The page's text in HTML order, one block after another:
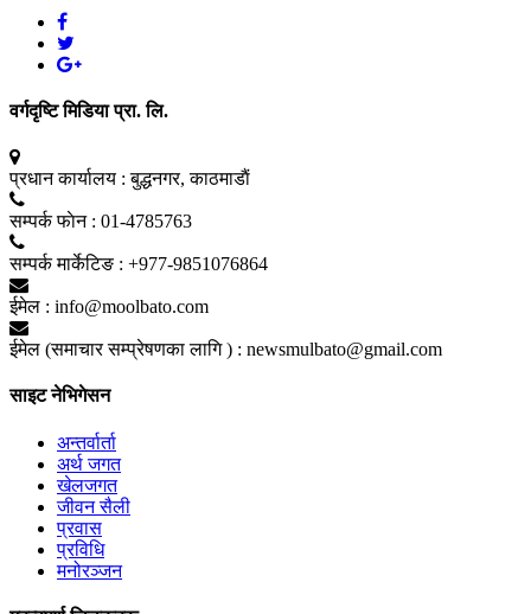
वर्गदृष्टि मिडिया प्रा. लि.
प्रधान कार्यालय : बुद्धनगर, काठमाडाैं
सम्पर्क फाेन : 01-4785763
सम्पर्क मार्केटिङ : +977-9851076864
ईमेल : info@moolbato.com
ईमेल (समाचार सम्प्रेषणका लागि ) : newsmulbato@gmail.com
साइट नेभिगेसन
अन्तर्वार्ता
अर्थ जगत
खेलजगत
जीवन सैली
प्रवास
प्रविधि
मनोरञ्जन